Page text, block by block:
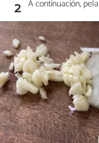
2 A continuación,